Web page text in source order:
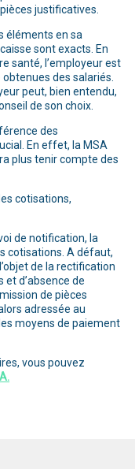
justificatives.
éléments en sa
sont exacts. En
santé, l’employeur est
des salariés.
peut, bien entendu,
de son choix.
des
En effet, la MSA
plus tenir compte des
cotisations,
de notification, la
cotisations. A défaut,
de la rectification
et d’absence de
de pièces
adressée au
moyens de paiement
vous pouvez